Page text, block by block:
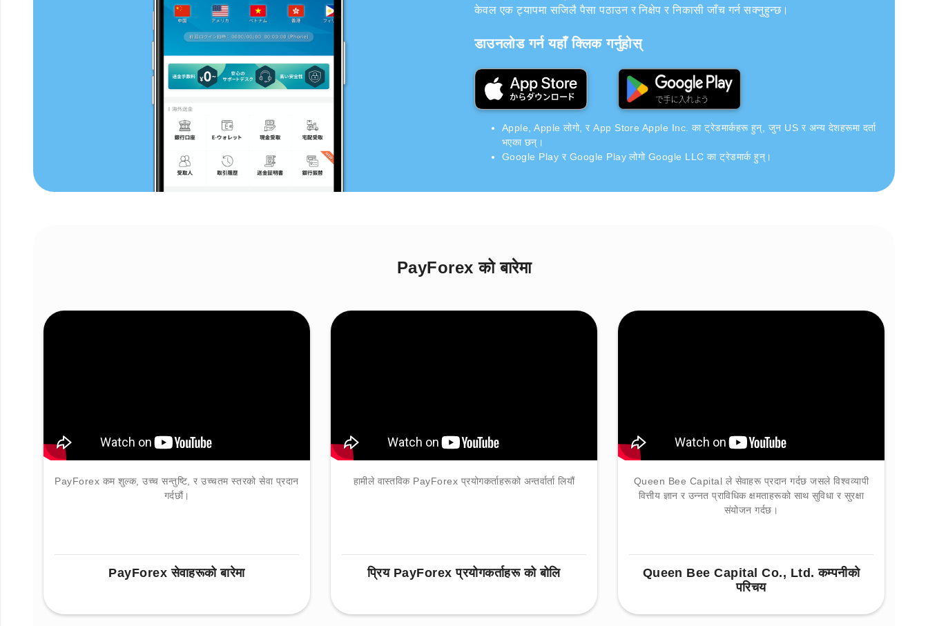
केवल एक ट्यापमा सजिलै पैसा पठाउन र निक्षेप र निकासी जाँच गर्न सक्नुहुन्छ।
डाउनलोड गर्न यहाँ क्लिक गर्नुहोस्
Apple, Apple लोगो, र App Store Apple Inc. का ट्रेडमार्कहरू हुन्, जुन US र अन्य देशहरूमा दर्ता
भएका छन्।
Google Play र Google Play लोगो Google LLC का ट्रेडमार्क हुन्।
PayForex को बारेमा
PayForex कम शुल्क, उच्च सन्तुष्टि, र उच्चतम स्तरको सेवा प्रदान
गर्दछौं।
PayForex सेवाहरूको बारेमा
हामीले वास्तविक PayForex प्रयोगकर्ताहरूको अन्तर्वार्ता लियौं
प्रिय PayForex प्रयोगकर्ताहरू को बोलि
Queen Bee Capital ले सेवाहरू प्रदान गर्दछ जसले विश्वव्यापी
वित्तीय ज्ञान र उन्नत प्राविधिक क्षमताहरूको साथ सुविधा र सुरक्षा
संयोजन गर्दछ।
Queen Bee Capital Co., Ltd. कम्पनीको
परिचय